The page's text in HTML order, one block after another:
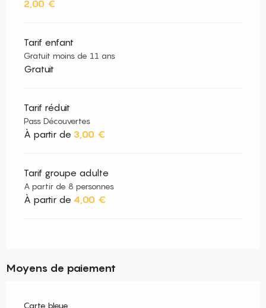
2,00 €
Tarif enfant
Gratuit moins de 11 ans
Gratuit
Tarif réduit
Pass Découvertes
À partir de 3,00 €
Tarif groupe adulte
A partir de 8 personnes
À partir de 4,00 €
Moyens de paiement
Carte bleue